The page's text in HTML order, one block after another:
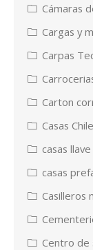
Cámaras
Cargas y
Carpas
Carton
Casas Chile
casas
casas
Casilleros
Centro de